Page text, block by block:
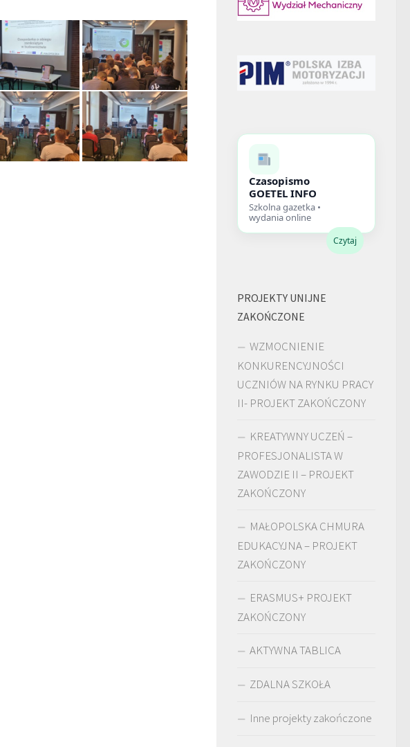
Czasopismo
GOETEL INFO
Szkolna gazetka •
wydania online
Czytaj
PROJEKTY UNIJNE
ZAKOŃCZONE
WZMOCNIENIE
KONKURENCYJNOŚCI
UCZNIÓW NA RYNKU PRACY
II- PROJEKT ZAKOŃCZONY
KREATYWNY UCZEŃ –
PROFESJONALISTA W
ZAWODZIE II – PROJEKT
ZAKOŃCZONY
MAŁOPOLSKA CHMURA
EDUKACYJNA – PROJEKT
ZAKOŃCZONY
ERASMUS+ PROJEKT
ZAKOŃCZONY
AKTYWNA TABLICA
ZDALNA SZKOŁA
Inne projekty zakończone